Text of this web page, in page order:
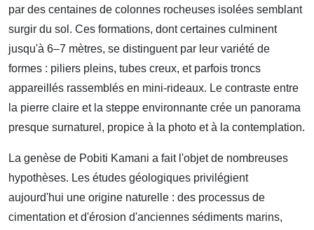
par des centaines de colonnes rocheuses isolées semblant
surgir du sol. Ces formations, dont certaines culminent
jusqu'à 6–7 mètres, se distinguent par leur variété de
formes : piliers pleins, tubes creux, et parfois troncs
appareillés rassemblés en mini-rideaux. Le contraste entre
la pierre claire et la steppe environnante crée un panorama
presque surnaturel, propice à la photo et à la contemplation.
La genèse de Pobiti Kamani a fait l'objet de nombreuses
hypothèses. Les études géologiques privilégient
aujourd'hui une origine naturelle : des processus de
cimentation et d'érosion d'anciennes sédiments marins,